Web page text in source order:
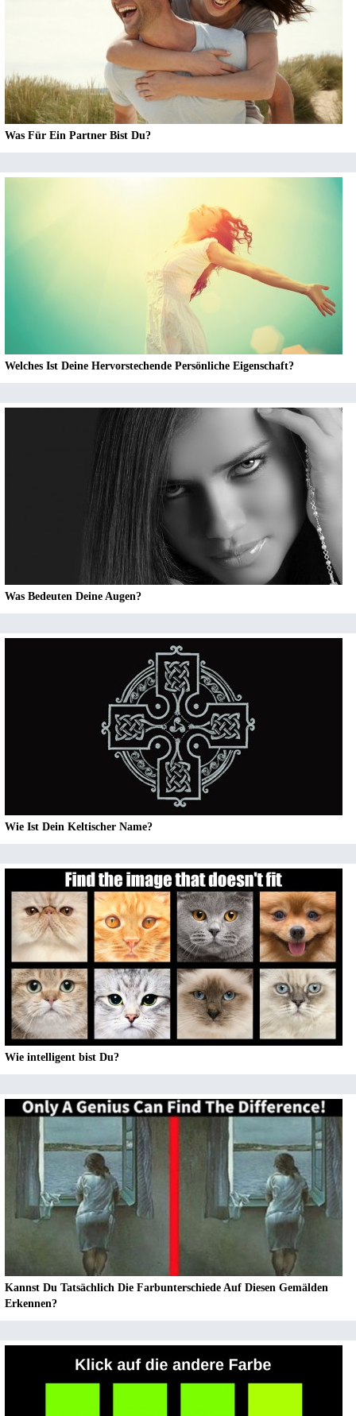
Was Für Ein Partner Bist Du?
Welches Ist Deine Hervorstechende Persönliche Eigenschaft?
Was Bedeuten Deine Augen?
Wie Ist Dein Keltischer Name?
Wie intelligent bist Du?
Kannst Du Tatsächlich Die Farbunterschiede Auf Diesen Gemälden
Erkennen?